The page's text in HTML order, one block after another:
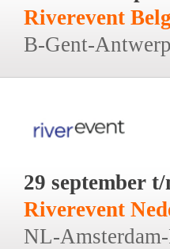
Riverevent
B-Gent-
29 september
Riverevent
NL-